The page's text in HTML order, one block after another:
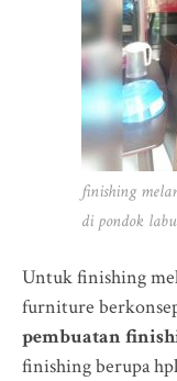
finishing
di pondok
Untuk finishing
furniture
pembuatan
finishing berupa